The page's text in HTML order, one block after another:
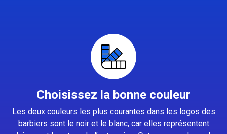
Choisissez la bonne couleur
Les deux couleurs les plus courantes dans les logos des
barbiers sont le noir et le blanc, car elles représentent